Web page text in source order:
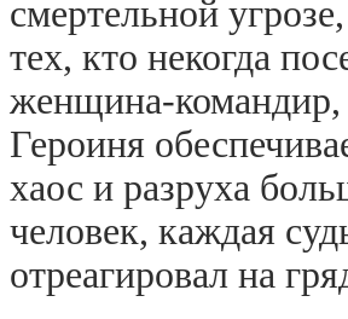
смертельной
тех, кто некогда
женщина-командир,
Героиня
хаос и разруха
человек, каждая
отреагировал на